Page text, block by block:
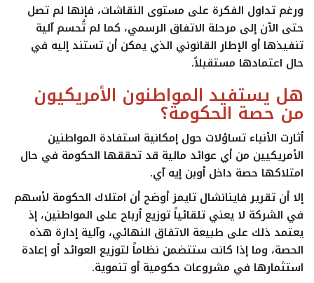
ورغم تداول الفكرة على مستوى النقاشات، فإنها لم تصل
حتى الآن إلى مرحلة الاتفاق الرسمي، كما لم تُحسم آلية
تنفيذها أو الإطار القانوني الذي يمكن أن تستند إليه في
حال اعتمادها مستقبلاً.
هل يستفيد المواطنون الأمريكيون
من حصة الحكومة؟
أثارت الأنباء تساؤلات حول إمكانية استفادة المواطنين
الأمريكيين من أي عوائد مالية قد تحققها الحكومة في حال
امتلاكها حصة داخل أوبن إيه آي.
إلا أن تقريرفاينانشال تايمزأوضح أن امتلاك الحكومة لأسهم
في الشركة لا يعني تلقائياً توزيع أرباح على المواطنين، إذ
يعتمد ذلك على طبيعة الاتفاق النهائي، وآلية إدارة هذه
الحصة، وما إذا كانت ستتضمن نظاماً لتوزيع العوائد أو إعادة
استثمارها في مشروعات حكومية أو تنموية.